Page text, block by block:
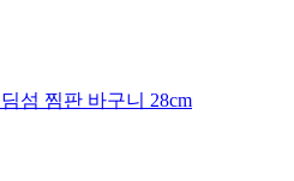
섬 찜판 바구니 28cm